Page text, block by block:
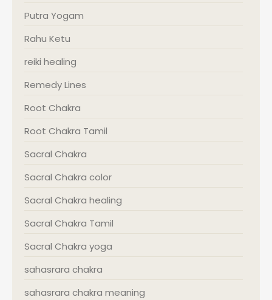
Putra Yogam
Rahu Ketu
reiki healing
Remedy Lines
Root Chakra
Root Chakra Tamil
Sacral Chakra
Sacral Chakra color
Sacral Chakra healing
Sacral Chakra Tamil
Sacral Chakra yoga
sahasrara chakra
sahasrara chakra meaning